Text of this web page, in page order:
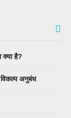
क्या है?
विकल्प अनुबंध